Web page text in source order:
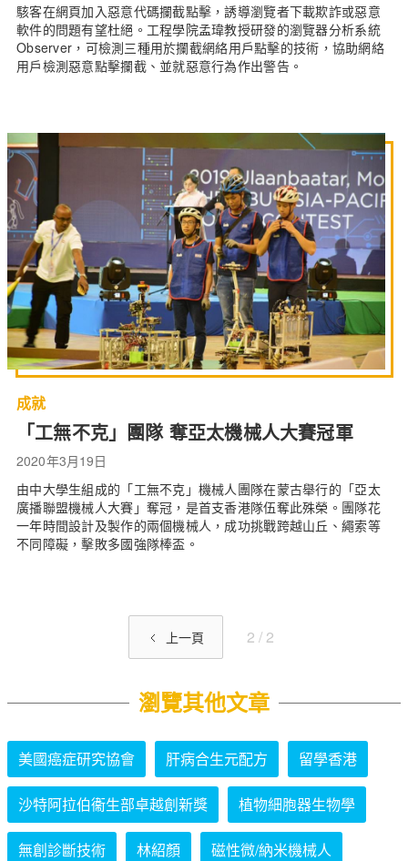
駭客在網頁加入惡意代碼攔截點擊，誘導瀏覽者下載欺詐或惡意
軟件的問題有望杜絕。工程學院孟瑋教授研發的瀏覽器分析系統
Observer，可檢測三種用於攔截網絡用戶點擊的技術，協助網絡
用戶檢測惡意點擊攔截、並就惡意行為作出警告。
成就
「工無不克」團隊 奪亞太機械人大賽冠軍
2020年3月19日
由中大學生組成的「工無不克」機械人團隊在蒙古舉行的「亞太
廣播聯盟機械人大賽」奪冠，是首支香港隊伍奪此殊榮。團隊花
一年時間設計及製作的兩個機械人，成功挑戰跨越山丘、繩索等
不同障礙，擊敗多國強隊棒盃。
上一頁 2 / 2
瀏覽其他文章
美國癌症研究協會 肝病合生元配方 留學香港
沙特阿拉伯衞生部卓越創新獎 植物細胞器生物學
無創診斷技術 林紹顏 磁性微/納米機械人